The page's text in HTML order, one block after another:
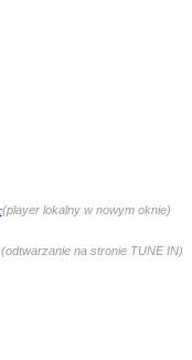
(player lokalny w nowym oknie)
(odtwarzanie na stronie TUNE IN)